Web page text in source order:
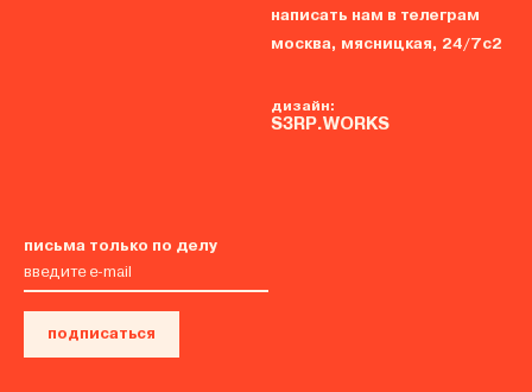
письма только по делу
подписаться
написать нам в телеграм
москва, мясницкая, 24/7с2
дизайн:
S3RP.WORKS